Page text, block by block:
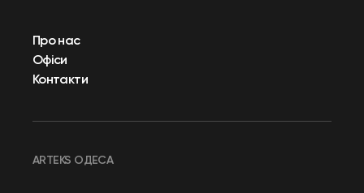
Про нас
Офіси
Контакти
ARTEKS ОДЕСА